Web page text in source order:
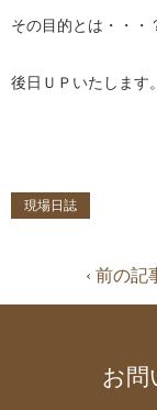
その目的とは・・・
後日ＵＰいたします
現場日誌
‹ 前の記
お問